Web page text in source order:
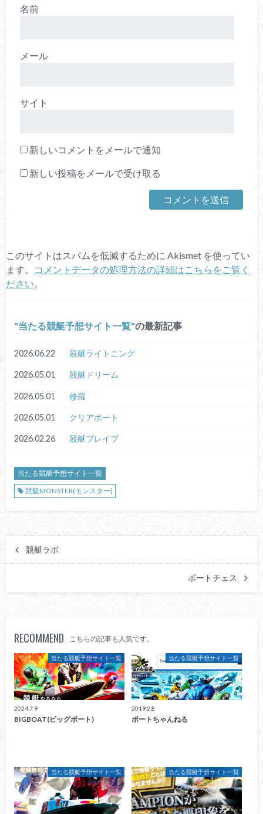
名前
メール
サイト
新しいコメントをメールで通知
新しい投稿をメールで受け取る
このサイトはスパムを低減するために Akismet を使ってい
ます。
コメントデータの処理方法の詳細はこちらをご覧く
ださい。
当たる競艇予想サイト一覧 の最新記事
2026.06.22 競艇ライトニング
2026.05.01 競艇ドリーム
2026.05.01 修羅
2026.05.01 クリアボート
2026.02.26 競艇ブレイブ
当たる競艇予想サイト一覧
競艇MONSTER(モンスター)
競艇ラボ
ボートチェス
RECOMMEND こちらの記事も人気です。
当たる競艇予想サイト一覧
2024.7.9
BIGBOAT(ビッグボート)
当たる競艇予想サイト一覧
2019.2.8
ボートちゃんねる
当たる競艇予想サイト一覧 当たる競艇予想サイト一覧